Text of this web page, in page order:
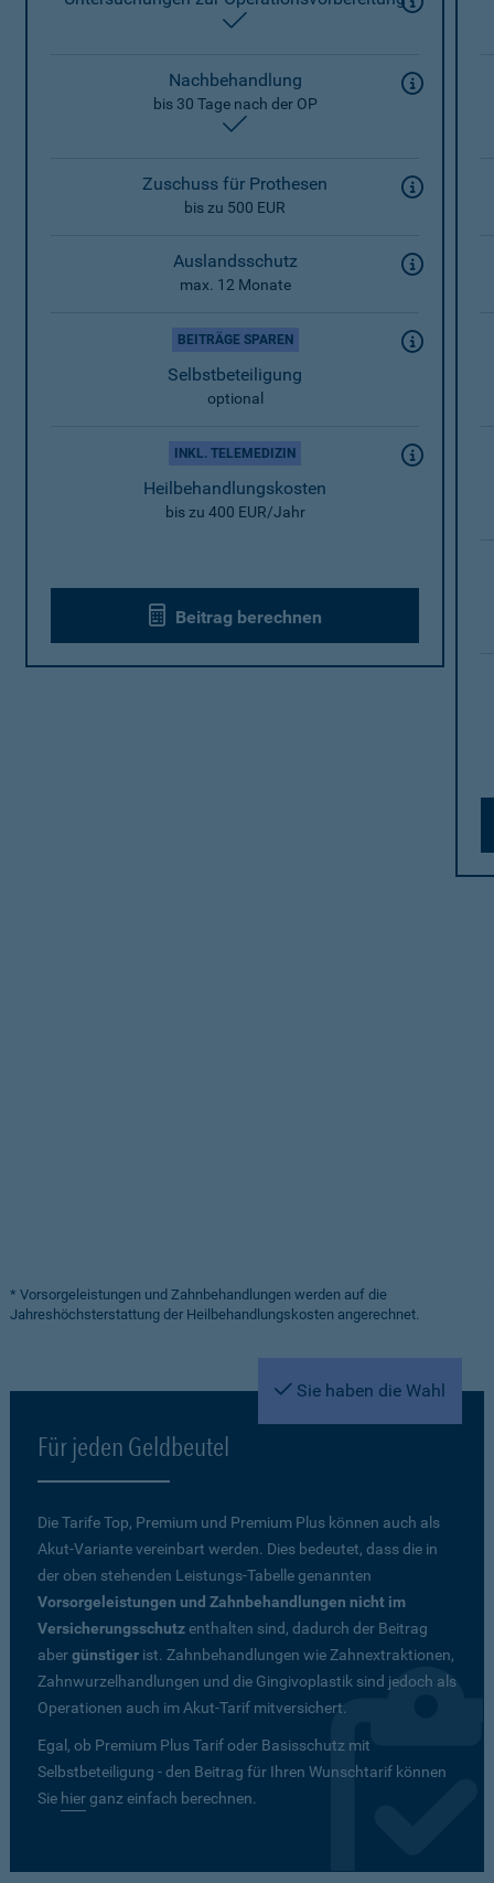
Nachbehandlung
bis 30 Tage nach der OP
Zuschuss für Prothesen
bis zu 500 EUR
Auslandsschutz
max. 12 Monate
BEITRÄGE SPAREN
Selbstbeteiligung
optional
INKL. TELEMEDIZIN
Heilbehandlungskosten
bis zu 400 EUR/Jahr
Beitrag berechnen
* Vorsorgeleistungen und Zahnbehandlungen werden auf die
Jahreshöchsterstattung der Heilbehandlungskosten angerechnet.
Sie haben die Wahl
Für jeden Geldbeutel
Die Tarife Top, Premium und Premium Plus können auch als
Akut-Variante vereinbart werden. Dies bedeutet, dass die in
der oben stehenden Leistungs-Tabelle genannten
Vorsorgeleistungen und Zahnbehandlungen nicht im
Versicherungsschutzenthalten sind, dadurch der Beitrag
abergünstiger ist. Zahnbehandlungen wie Zahnextraktionen,
Zahnwurzelhandlungen und die Gingivoplastik sind jedoch als
Operationen auch im Akut-Tarif mitversichert.
Egal, ob Premium Plus Tarif oder Basisschutz mit
Selbstbeteiligung - den Beitrag für Ihren Wunschtarif können
Sie hierganz einfach berechnen.